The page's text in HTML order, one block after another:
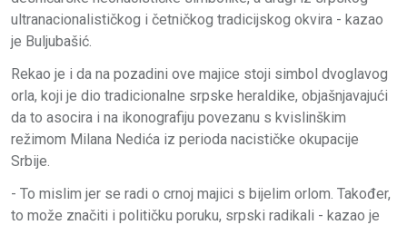
ultranacionalističkog i četničkog tradicijskog okvira - kazao
je Buljubašić.
Rekao je i da na pozadini ove majice stoji simbol dvoglavog
orla, koji je dio tradicionalne srpske heraldike, objašnjavajući
da to asocira i na ikonografiju povezanu s kvislinškim
režimom Milana Nedića iz perioda nacističke okupacije
Srbije.
- To mislim jer se radi o crnoj majici s bijelim orlom. Također,
to može značiti i političku poruku, srpski radikali - kazao je